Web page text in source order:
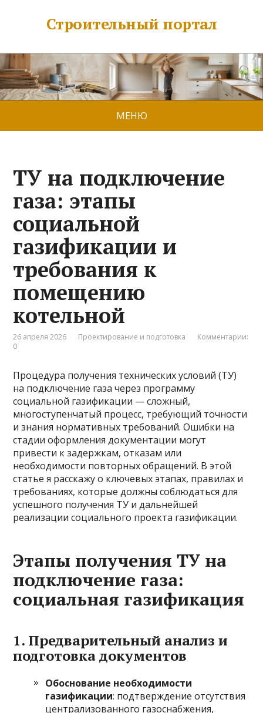
Строительный портал
МЕНЮ
ТУ на подключение
газа: этапы
социальной
газификации и
требования к
помещению
котельной
26 апреля 2026 Проектирование и подготовка
Комментарии:
0
Процедура получения технических условий (ТУ)
на подключение газа через программу
социальной газификации — сложный,
многоступенчатый процесс, требующий точности
и знания нормативных требований. Ошибки на
стадии оформления документации могут
привести к задержкам, отказам или
необходимости повторных обращений. В этой
статье я расскажу о ключевых этапах, правилах и
требованиях, которые должны соблюдаться для
успешного получения ТУ и дальнейшей
реализации социального проекта газификации.
Этапы получения ТУ на
подключение газа:
социальная газификация
1. Предварительный анализ и
подготовка документов
Обоснование необходимости
газификации: подтверждение отсутствия
централизованного газоснабжения,